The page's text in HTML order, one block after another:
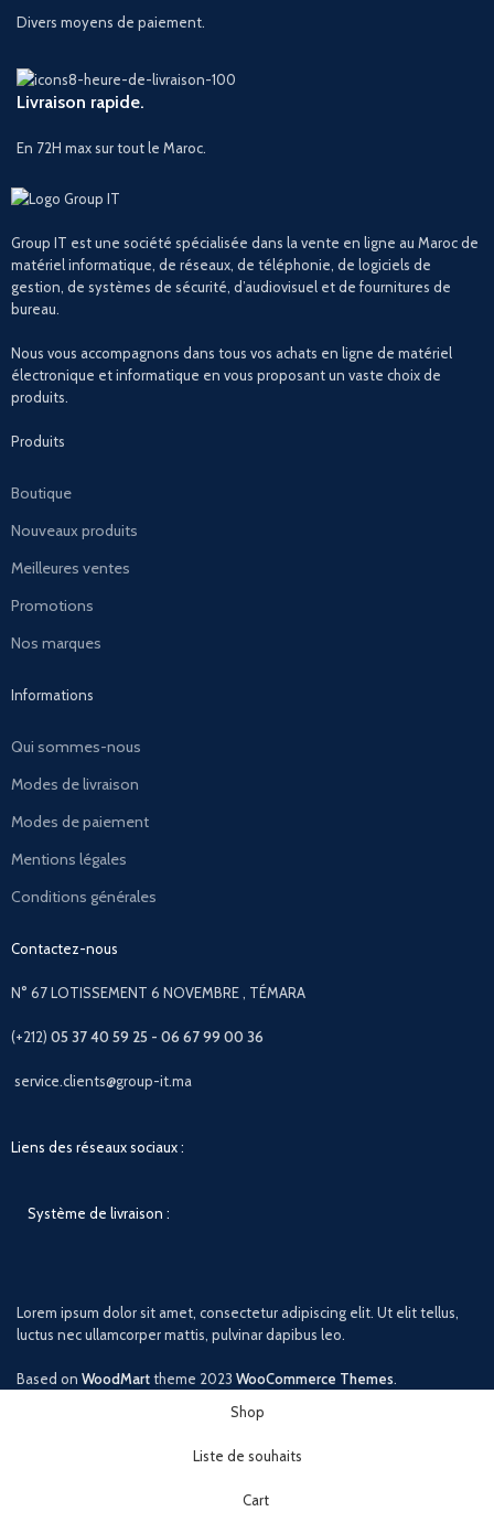
Divers moyens de paiement.
Livraison rapide.
En 72H max sur tout le Maroc.
Group IT est une société spécialisée dans la vente en ligne au Maroc de
matériel informatique, de réseaux, de téléphonie, de logiciels de
gestion, de systèmes de sécurité, d’audiovisuel et de fournitures de
bureau.
Nous vous accompagnons dans tous vos achats en ligne de matériel
électronique et informatique en vous proposant un vaste choix de
produits.
Produits
Boutique
Nouveaux produits
Meilleures ventes
Promotions
Nos marques
Informations
Qui sommes-nous
Modes de livraison
Modes de paiement
Mentions légales
Conditions générales
Contactez-nous
N° 67 LOTISSEMENT 6 NOVEMBRE , TÉMARA
(+212)05 37 40 59 25 - 06 67 99 00 36
service.clients@group-it.ma
Liens des réseaux sociaux :
Système de livraison :
Lorem ipsum dolor sit amet, consectetur adipiscing elit. Ut elit tellus,
luctus nec ullamcorper mattis, pulvinar dapibus leo.
Based on WoodMarttheme 2023 WooCommerce Themes.
Shop
Liste de souhaits
Cart